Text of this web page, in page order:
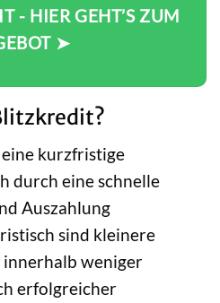
- HIER GEHT’S ZUM
➤
kurzfristige
durch eine schnelle
Auszahlung
sind kleinere
weniger
erfolgreicher